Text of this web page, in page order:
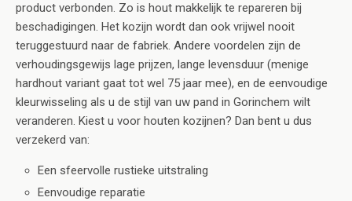
product verbonden. Zo is hout makkelijk te repareren bij
beschadigingen. Het kozijn wordt dan ook vrijwel nooit
teruggestuurd naar de fabriek. Andere voordelen zijn de
verhoudingsgewijs lage prijzen, lange levensduur (menige
hardhout variant gaat tot wel 75 jaar mee), en de eenvoudige
kleurwisseling als u de stijl van uw pand in Gorinchem wilt
veranderen. Kiest u voor houten kozijnen? Dan bent u dus
verzekerd van:
Een sfeervolle rustieke uitstraling
Eenvoudige reparatie